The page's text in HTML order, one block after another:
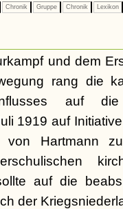
Chronik Gruppe Chronik Lexikon
und dem
rang die
auf
1919 auf
von Hartmann
auf die
der